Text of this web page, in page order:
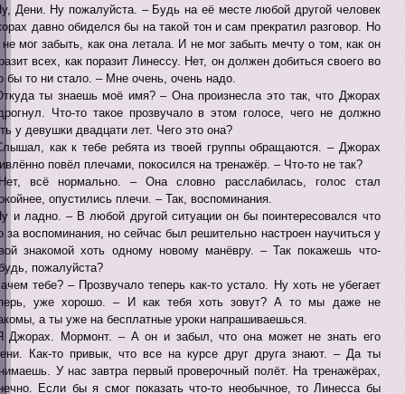
Дени. Ну пожалуйста. – Будь на её месте любой другой человек
давно обиделся бы на такой тон и сам прекратил разговор. Но
мог забыть, как она летала. И не мог забыть мечту о том, как он
всех, как поразит Линессу. Нет, он должен добиться своего во
бы то ни стало. – Мне очень, очень надо.
ты знаешь моё имя? – Она произнесла это так, что Джорах
Что-то такое прозвучало в этом голосе, чего не должно
у девушки двадцати лет. Чего это она?
как к тебе ребята из твоей группы обращаются. – Джорах
повёл плечами, покосился на тренажёр. – Что-то не так?
всё нормально. – Она словно расслабилась, голос стал
опустились плечи. – Так, воспоминания.
и ладно. – В любой другой ситуации он бы поинтересовался что
за воспоминания, но сейчас был решительно настроен научиться у
знакомой хоть одному новому манёвру. – Так покажешь что-
пожалуйста?
тебе? – Прозвучало теперь как-то устало. Ну хоть не убегает
уже хорошо. – И как тебя хоть зовут? А то мы даже не
а ты уже на бесплатные уроки напрашиваешься.
Джорах. Мормонт. – А он и забыл, что она может не знать его
Как-то привык, что все на курсе друг друга знают. – Да ты
У нас завтра первый проверочный полёт. На тренажёрах,
Если бы я смог показать что-то необычное, то Линесса бы